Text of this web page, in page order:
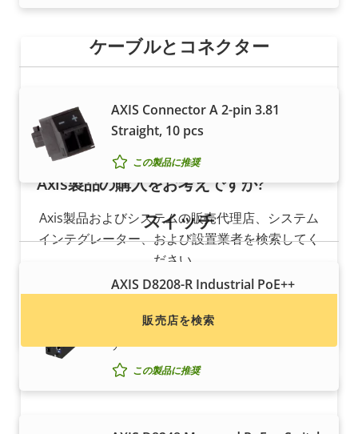
ケーブルとコネクター
AXIS Connector A 2-pin 3.81
Straight, 10 pcs
この製品に推奨
スイッチ
AXIS D8208-R Industrial PoE++
マネージドの8ポート産業⽤PoE++スイッ
チ
この製品に推奨
Axis製品の購入をお考えですか?
Axis製品およびシステムの販売代理店、システム
インテグレーター、および設置業者を検索してく
ださい。
販売店を検索